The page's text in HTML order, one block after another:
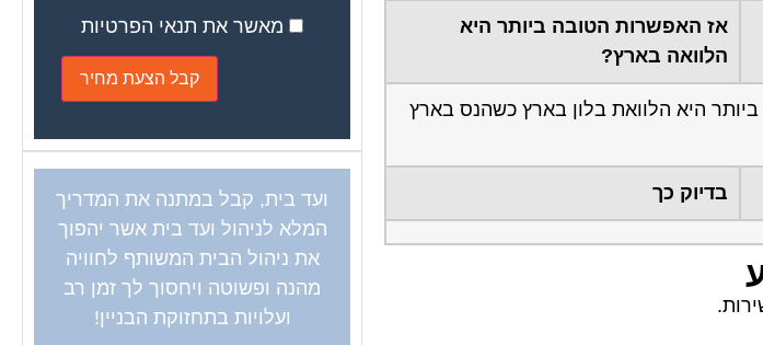
אז האפשרות הטובה ביותר היא
הלוואה בארץ?
הטובה ביותר היא הלוואת בלון בארץ כשהנס בארץ
בדיוק כך
מאשר את תנאי הפרטיות
ועד בית, קבל במתנה את המדריך
המלא לניהול ועד בית אשר יהפוך
את ניהול הבית המשותף לחוויה
מהנה ופשוטה ויחסוך לך זמן רב
ועלויות בתחזוקת הבניין!